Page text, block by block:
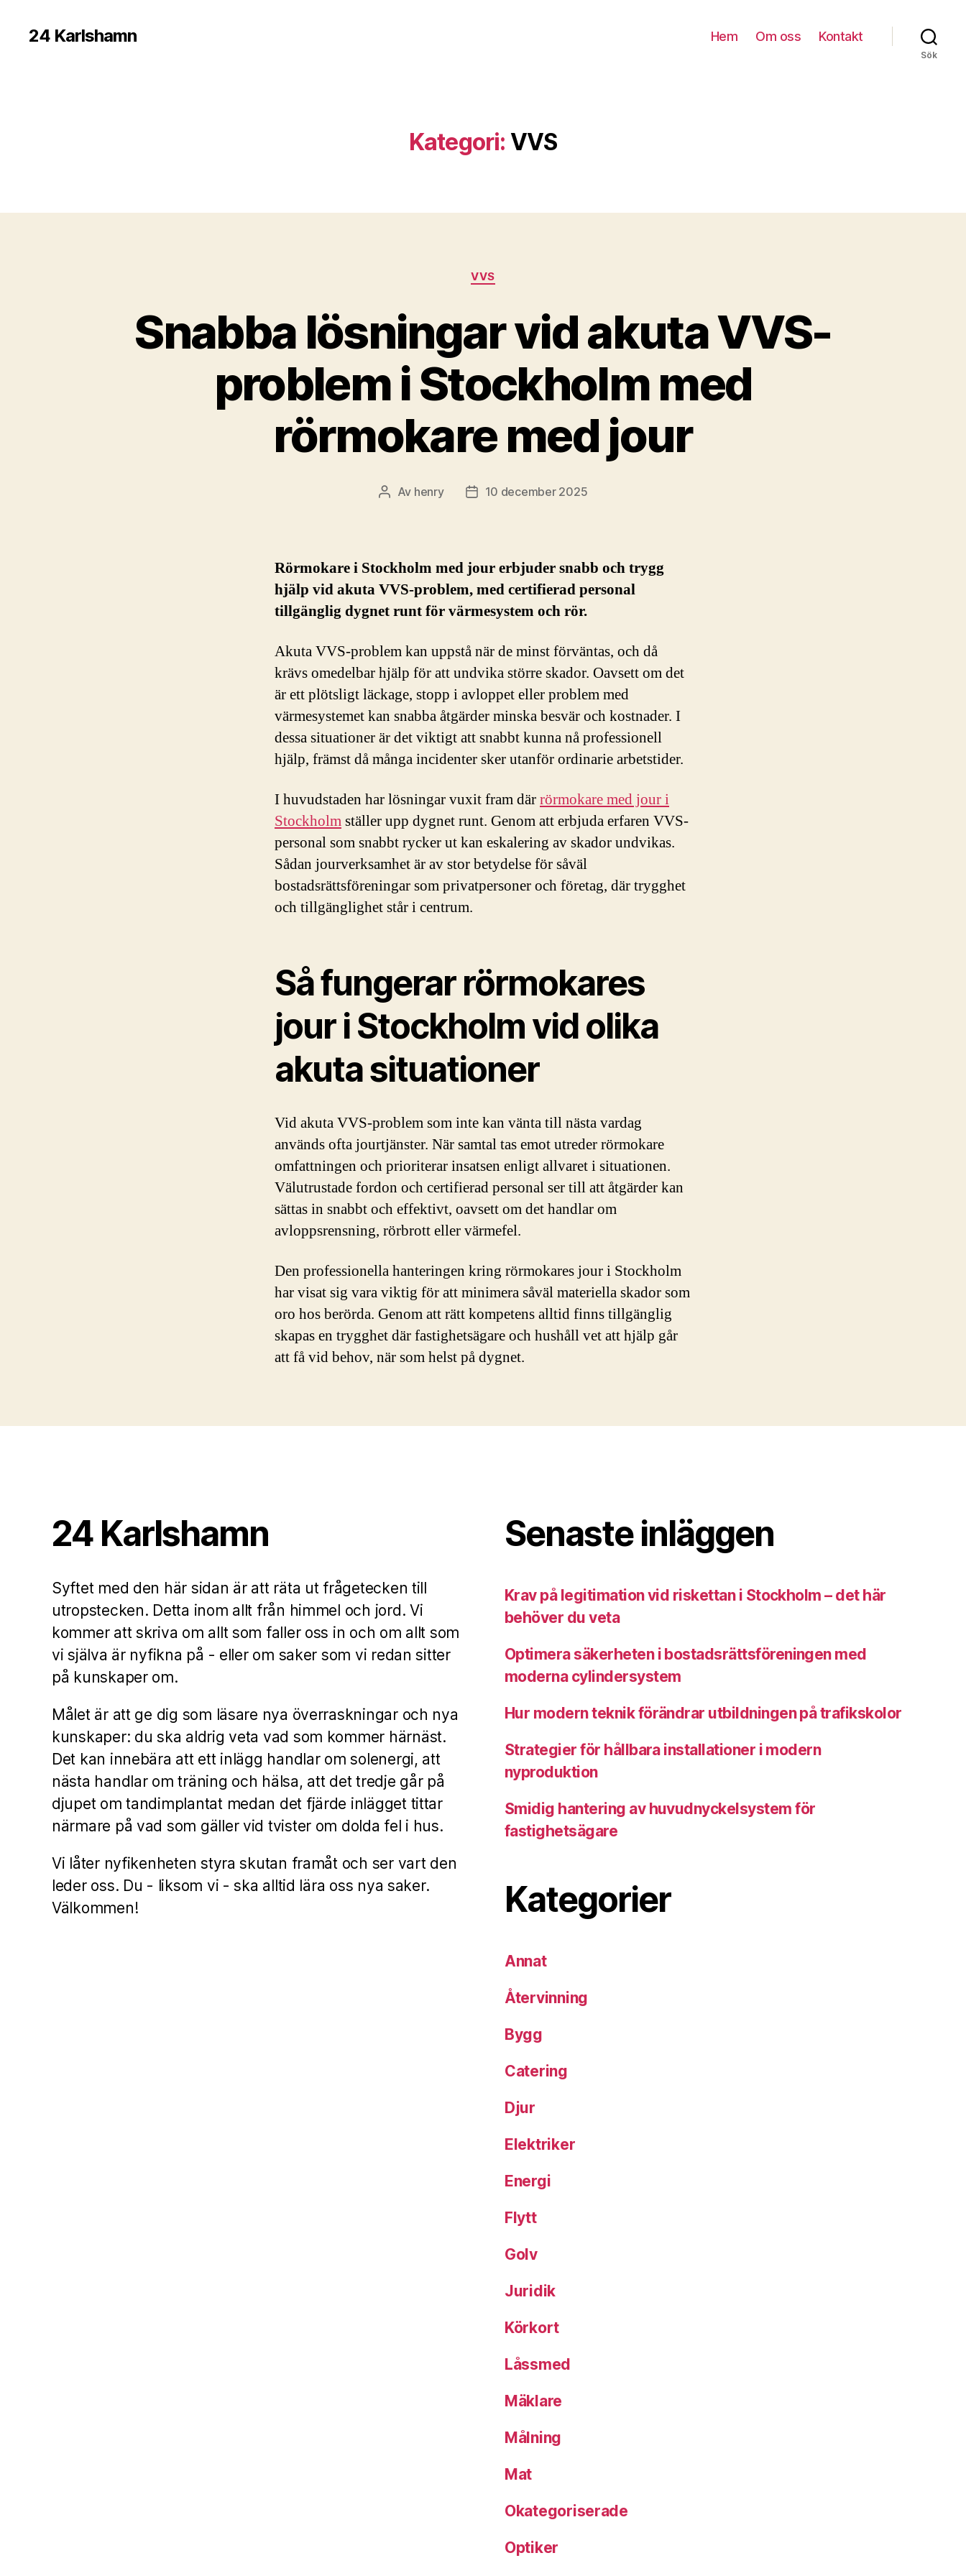
24 Karlshamn Hem Om oss Kontakt
Sök
Kategori: VVS
Kategorier
VVS
Snabba lösningar vid akuta VVS-
problem i Stockholm med
rörmokare med jour
Inläggsförfattare
Av henry Inläggsdatum
10 december 2025
Rörmokare i Stockholm med jour erbjuder snabb och trygg
hjälp vid akuta VVS-problem, med certifierad personal
tillgänglig dygnet runt för värmesystem och rör.
Akuta VVS-problem kan uppstå när de minst förväntas, och då
krävs omedelbar hjälp för att undvika större skador. Oavsett om det
är ett plötsligt läckage, stopp i avloppet eller problem med
värmesystemet kan snabba åtgärder minska besvär och kostnader. I
dessa situationer är det viktigt att snabbt kunna nå professionell
hjälp, främst då många incidenter sker utanför ordinarie arbetstider.
I huvudstaden har lösningar vuxit fram därrörmokare med jour i
Stockholmställer upp dygnet runt. Genom att erbjuda erfaren VVS-
personal som snabbt rycker ut kan eskalering av skador undvikas.
Sådan jourverksamhet är av stor betydelse för såväl
bostadsrättsföreningar som privatpersoner och företag, där trygghet
och tillgänglighet står i centrum.
Så fungerar rörmokares
jour i Stockholm vid olika
akuta situationer
Vid akuta VVS-problem som inte kan vänta till nästa vardag
används ofta jourtjänster. När samtal tas emot utreder rörmokare
omfattningen och prioriterar insatsen enligt allvaret i situationen.
Välutrustade fordon och certifierad personal ser till att åtgärder kan
sättas in snabbt och effektivt, oavsett om det handlar om
avloppsrensning, rörbrott eller värmefel.
Den professionella hanteringen kring rörmokares jour i Stockholm
har visat sig vara viktig för att minimera såväl materiella skador som
oro hos berörda. Genom att rätt kompetens alltid finns tillgänglig
skapas en trygghet där fastighetsägare och hushåll vet att hjälp går
att få vid behov, när som helst på dygnet.
24 Karlshamn
Syftet med den här sidan är att räta ut frågetecken till
utropstecken. Detta inom allt från himmel och jord. Vi
kommer att skriva om allt som faller oss in och om allt som
vi själva är nyfikna på - eller om saker som vi redan sitter
på kunskaper om.
Målet är att ge dig som läsare nya överraskningar och nya
kunskaper: du ska aldrig veta vad som kommer härnäst.
Det kan innebära att ett inlägg handlar om solenergi, att
nästa handlar om träning och hälsa, att det tredje går på
djupet om tandimplantat medan det fjärde inlägget tittar
närmare på vad som gäller vid tvister om dolda fel i hus.
Vi låter nyfikenheten styra skutan framåt och ser vart den
leder oss. Du - liksom vi - ska alltid lära oss nya saker.
Välkommen!
Senaste inläggen
Krav på legitimation vid riskettan i Stockholm – det här
behöver du veta
Optimera säkerheten i bostadsrättsföreningen med
moderna cylindersystem
Hur modern teknik förändrar utbildningen på trafikskolor
Strategier för hållbara installationer i modern
nyproduktion
Smidig hantering av huvudnyckelsystem för
fastighetsägare
Kategorier
Annat
Återvinning
Bygg
Catering
Djur
Elektriker
Energi
Flytt
Golv
Juridik
Körkort
Låssmed
Mäklare
Målning
Mat
Okategoriserade
Optiker